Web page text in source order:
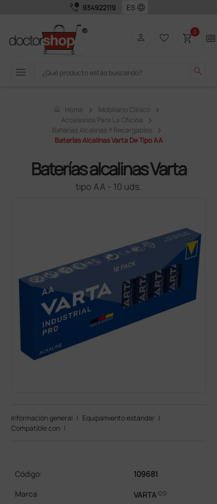
call_quality 934922119 language
menu search
person favorite_border shopping_cart0 two_pager
home Home
Mobiliario Clínico
Accesorios Para La Oficina
Baterías Alcalinas Y Recargables
Baterías Alcalinas Varta De Tipo AA
Baterías alcalinas Varta
tipo AA - 10 uds.
Información general | Equipamiento estándar |
Compatible con |
Código:
109681
Marca
VARTAlink